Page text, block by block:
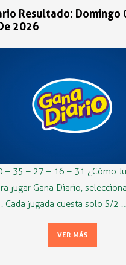
Resultado: Domingo
2026
– 35 – 27 – 16 – 31 ¿Cómo
jugar Gana Diario,
Cada jugada cuesta solo S/2 …
VER MÁS